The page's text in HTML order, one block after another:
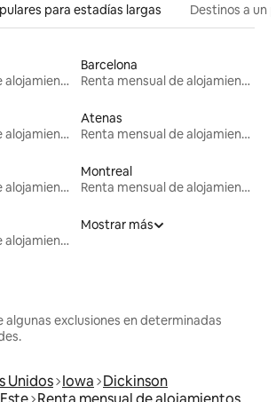
para estadías largas Destinos a un
Renta mensual de alojamientos
Barcelona
Renta mensual de alojamientos
Renta mensual de alojamientos
Atenas
Renta mensual de alojamientos
Renta mensual de alojamientos
Montreal
Renta mensual de alojamientos
Renta mensual de alojamientos
Mostrar más
algunas exclusiones en determinadas
Unidos Iowa Dickinson